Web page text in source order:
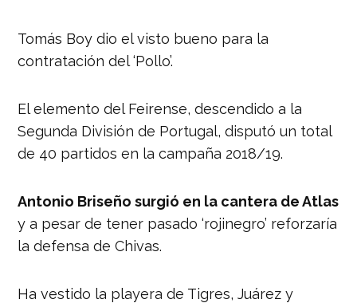
Tomás Boy dio el visto bueno para la
contratación del ‘Pollo’.
El elemento del Feirense, descendido a la
Segunda División de Portugal, disputó un total
de 40 partidos en la campaña 2018/19.
Antonio Briseño surgió en la cantera de Atlas
y a pesar de tener pasado ‘rojinegro’ reforzaría
la defensa de Chivas.
Ha vestido la playera de Tigres, Juárez y